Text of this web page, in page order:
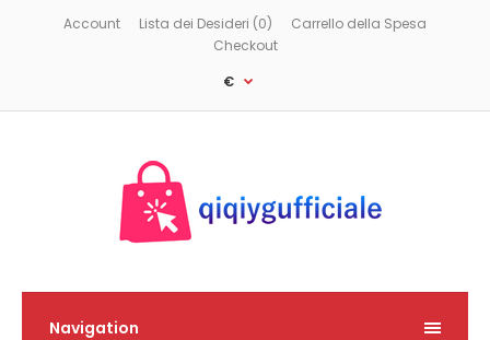
Account Lista dei Desideri (0)
Carrello della Spesa
Checkout
€
Navigation